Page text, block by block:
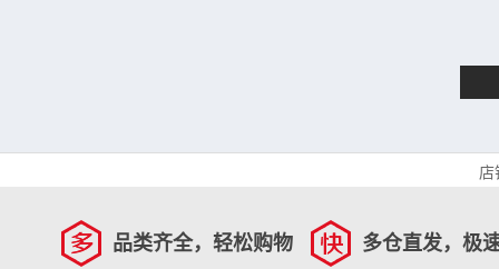
店
品类齐全，轻松购物 多仓直发，极